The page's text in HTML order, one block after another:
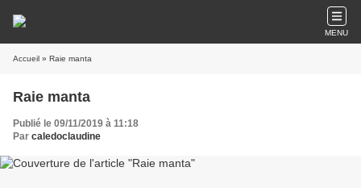
MENU
Accueil » Raie manta
Raie manta
Publié le 09/11/2019 à 11:18
Par caledoclaudine